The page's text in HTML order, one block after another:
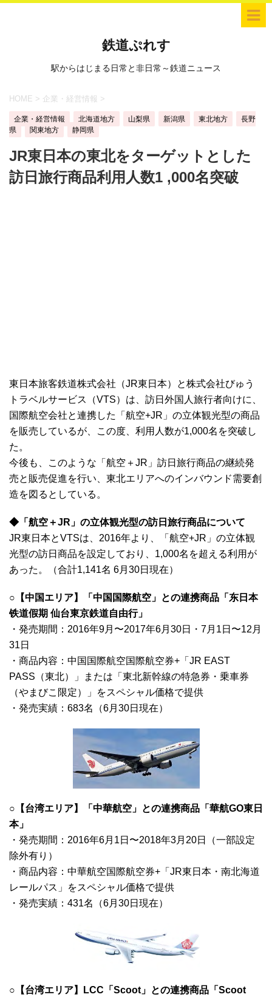
鉄道ぷれす
駅からはじまる日常と非日常～鉄道ニュース
HOME > 企業・経営情報 >
企業・経営情報 北海道地方 山梨県 新潟県 東北地方
長野
県
関東地方 静岡県
JR東日本の東北をターゲットとした
訪日旅行商品利用人数1 ,000名突破
東日本旅客鉄道株式会社（JR東日本）と株式会社びゅう
トラベルサービス（VTS）は、訪日外国人旅行者向けに、
国際航空会社と連携した「航空+JR」の立体観光型の商品
を販売しているが、この度、利用人数が1,000名を突破し
た。
今後も、このような「航空＋JR」訪日旅行商品の継続発
売と販売促進を行い、東北エリアへのインバウンド需要創
造を図るとしている。
◆「航空＋JR」の立体観光型の訪日旅行商品について
JR東日本とVTSは、2016年より、「航空+JR」の立体観
光型の訪日商品を設定しており、1,000名を超える利用が
あった。（合計1,141名 6月30日現在）
○【中国エリア】「中国国際航空」との連携商品「东日本
铁道假期 仙台東京鉄道自由行」
・発売期間：2016年9月〜2017年6月30日・7月1日〜12月
31日
・商品内容：中国国際航空国際航空券+「JR EAST
PASS（東北）」または「東北新幹線の特急券・乗車券
（やまびこ限定）」をスペシャル価格で提供
・発売実績：683名（6月30日現在）
○【台湾エリア】「中華航空」との連携商品「華航GO東日
本」
・発売期間：2016年6月1日〜2018年3月20日（一部設定
除外有り）
・商品内容：中華航空国際航空券+「JR東日本・南北海道
レールパス」をスペシャル価格で提供
・発売実績：431名（6月30日現在）
○【台湾エリア】LCC「Scoot」との連携商品「Scoot